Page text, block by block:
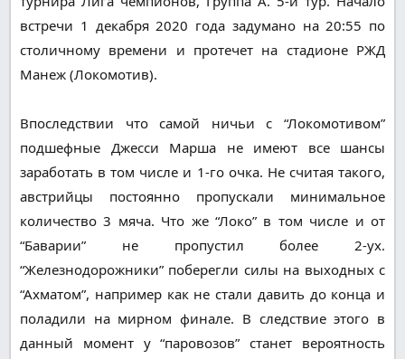
встречи 1 декабря 2020 года задумано на 20:55 по
столичному времени и протечет на стадионе РЖД
Манеж (Локомотив).
Впоследствии что самой ничьи с “Локомотивом”
подшефные Джесси Марша не имеют все шансы
заработать в том числе и 1-го очка. Не считая такого,
австрийцы постоянно пропускали минимальное
количество 3 мяча. Что же “Локо” в том числе и от
“Баварии” не пропустил более 2-ух.
“Железнодорожники” поберегли силы на выходных с
“Ахматом”, например как не стали давить до конца и
поладили на мирном финале. В следствие этого в
данный момент у “паровозов” станет вероятность